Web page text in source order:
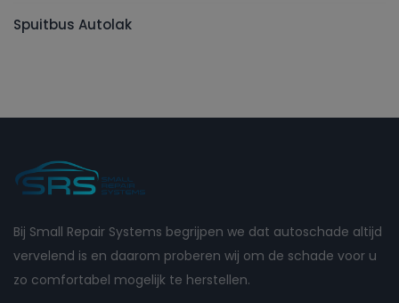
Spuitbus Autolak
Bij Small Repair Systems begrijpen we dat autoschade altijd
vervelend is en daarom proberen wij om de schade voor u
zo comfortabel mogelijk te herstellen.